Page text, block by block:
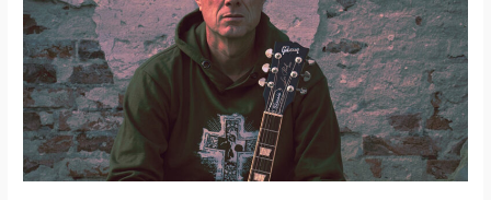
Nouveau
single
inspiré
d’Eddie
Van
Halen
sous